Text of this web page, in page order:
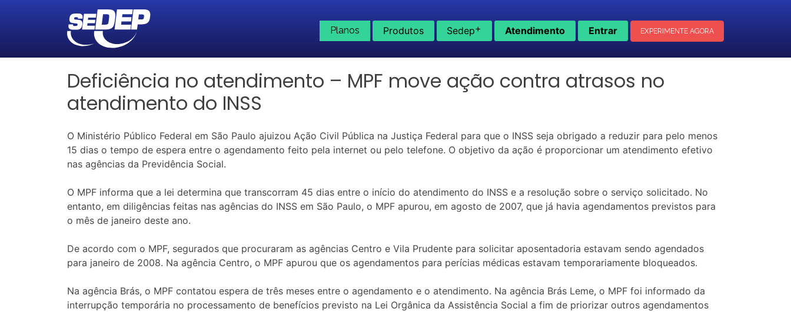
Planos Produtos Sedep+ Atendimento Entrar EXPERIMENTE AGORA
Deficiência no atendimento – MPF move ação contra atrasos no
atendimento do INSS
O Ministério Público Federal em São Paulo ajuizou Ação Civil Pública na Justiça Federal para que o INSS seja obrigado a reduzir para pelo menos
15 dias o tempo de espera entre o agendamento feito pela internet ou pelo telefone. O objetivo da ação é proporcionar um atendimento efetivo
nas agências da Previdência Social.
O MPF informa que a lei determina que transcorram 45 dias entre o início do atendimento do INSS e a resolução sobre o serviço solicitado. No
entanto, em diligências feitas nas agências do INSS em São Paulo, o MPF apurou, em agosto de 2007, que já havia agendamentos previstos para
o mês de janeiro deste ano.
De acordo com o MPF, segurados que procuraram as agências Centro e Vila Prudente para solicitar aposentadoria estavam sendo agendados
para janeiro de 2008. Na agência Centro, o MPF apurou que os agendamentos para perícias médicas estavam temporariamente bloqueados.
Na agência Brás, o MPF contatou espera de três meses entre o agendamento e o atendimento. Na agência Brás Leme, o MPF foi informado da
interrupção temporária no processamento de benefícios previsto na Lei Orgânica da Assistência Social a fim de priorizar outros agendamentos